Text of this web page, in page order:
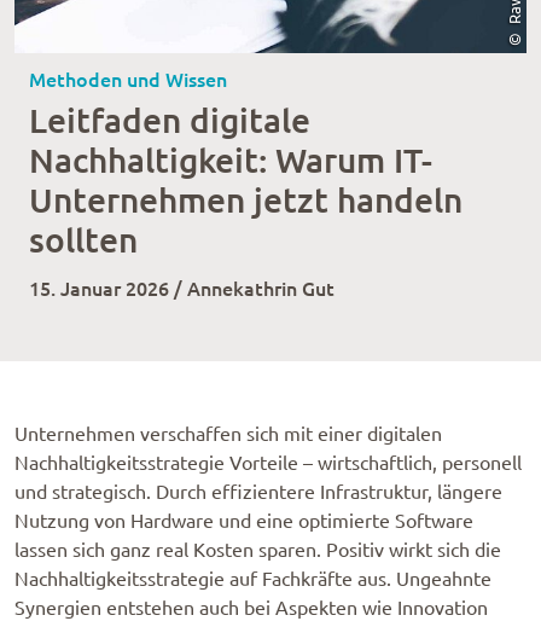
Methoden und Wissen
Leitfaden digitale
Nachhaltigkeit: Warum IT-
Unternehmen jetzt handeln
sollten
15. Januar 2026 / Annekathrin Gut
Unternehmen verschaffen sich mit einer digitalen
Nachhaltigkeitsstrategie Vorteile – wirtschaftlich, personell
und strategisch. Durch effizientere Infrastruktur, längere
Nutzung von Hardware und eine optimierte Software
lassen sich ganz real Kosten sparen. Positiv wirkt sich die
Nachhaltigkeitsstrategie auf Fachkräfte aus. Ungeahnte
Synergien entstehen auch bei Aspekten wie Innovation